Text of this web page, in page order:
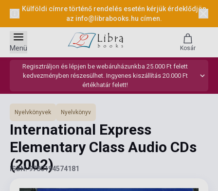
Külföldi címre történő rendelés esetén kérjük érdeklődjön
az info@librabooks.hu címen.
Regisztráljon és lépjen be webáruházunkba 25.000 Ft felett
kedvezményben részesülhet. Ingyenes kiszállítás 20.000 Ft
értékhatár felett!
Menü Kosár
Nyelvkönyvek Nyelvkönyv
International Express
Elementary Class Audio CDs
(2002)
ISBN: 9780194574181